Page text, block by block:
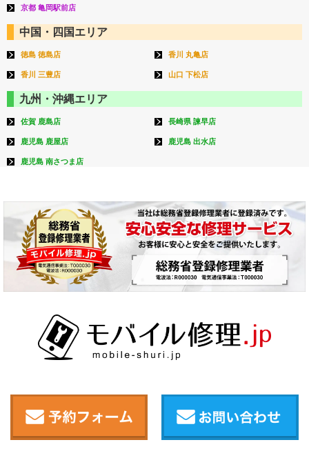
京都 亀岡駅前店
中国・四国エリア
徳島 徳島店 香川 丸亀店
香川 三豊店 山口 下松店
九州・沖縄エリア
佐賀 鹿島店 長崎県 諫早店
鹿児島 鹿屋店 鹿児島 出水店
鹿児島 南さつま店